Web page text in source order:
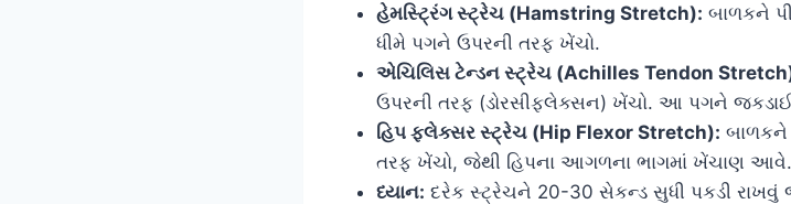
હેમસ્ટ્રિંગ સ્ટ્રેચ (Hamstring Stretch): બાળકને
ધીમે પગને ઉપરની તરફ ખેંચો.
એચિલિસ ટેન્ડન સ્ટ્રેચ (Achilles Tendon
ઉપરની તરફ (ડોરસીફ્લેક્સન) ખેંચો. આ પગને
હિપ ફ્લેક્સર સ્ટ્રેચ (Hip Flexor Stretch): બાળકને
તરફ ખેંચો, જેથી હિપના આગળના ભાગમાં ખેંચાણ આવે.
ધ્યાન: દરેક સ્ટ્રેચને 20-30 સેકન્ડ સુધી પકડી